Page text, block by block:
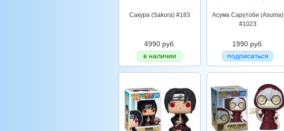
Сакура (Sakura) #183
4990 руб.
в наличии
Асума Сарутоби (Asuma)
#1023
1990 руб.
подписаться